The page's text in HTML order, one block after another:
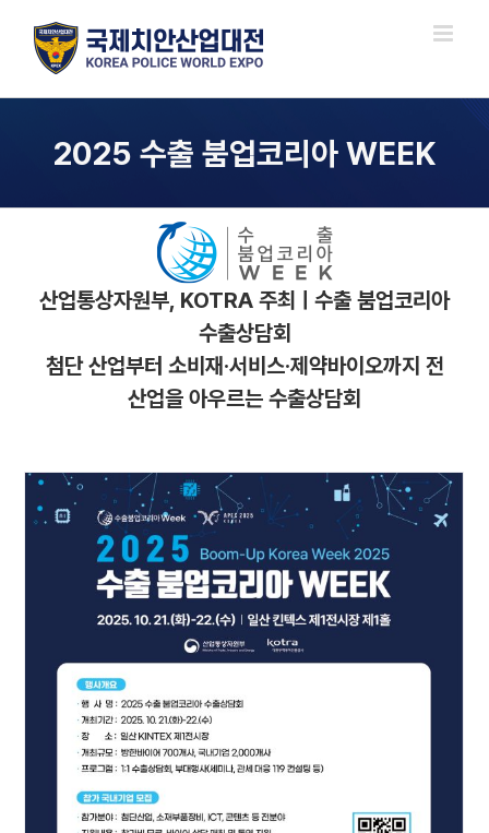
content
2025 수출 붐업코리아 WEEK
산업통상자원부, KOTRA 주최ㅣ수출 붐업코리아
수출상담회
첨단 산업부터 소비재·서비스·제약바이오까지 전
산업을 아우르는 수출상담회